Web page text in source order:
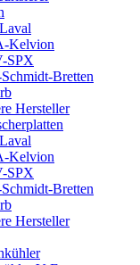
Kelvion
SPX
Bretten
Hersteller
Kelvion
SPX
Bretten
Hersteller